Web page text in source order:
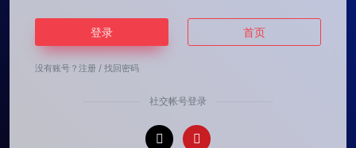
登录 首页
没有账号？ 注册 / 找回密码
社交帐号登录